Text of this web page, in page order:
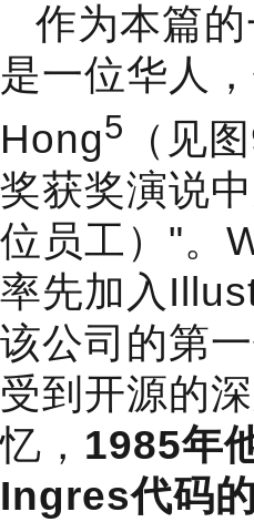
作为本篇
是一位华人
Hong5
（见
奖获奖演说
位员工）"。
率先加入
该公司的第
受到开源的
忆， 1985年
Ingres代码